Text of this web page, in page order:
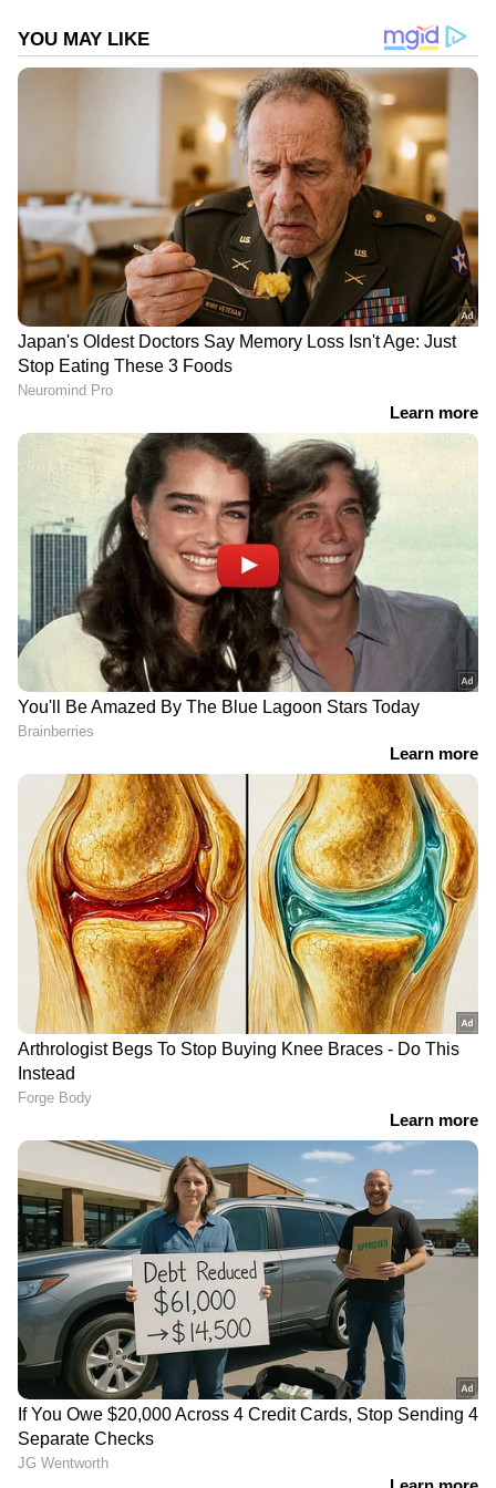
DOWNLOAD APP
കേരളത്തിലെ എല്ലാ വാർത്തകൾ
News
അറിയാൻ എപ്പോഴും ഏഷ്യാനെറ്റ്
ന്യൂസ് വാർത്തകൾ.Malayalam News
തത്സമയ അപ്‌ഡേറ്റുകളും ആഴത്തിലുള്ള
വിശകലനവും സമഗ്രമായ റിപ്പോർട്ടിംഗും —
എല്ലാം ഒരൊറ്റ സ്ഥലത്ത്. ഏത് സമയത്തും,
എവിടെയും വിശ്വസനീയമായ വാർത്തകൾ
ലഭിക്കാൻ
Asianet News Malayalam
RECOMMENDED STORIES
നീണ്ടകരയിൽ
മത്സ്യത്തൊഴിലാളിയെ
കാണാതായ സംഭവം:
ഗൗതത്തെ കാണാതായിട്ട്
എട്ടാം ദിവസം; ഇന്ന്
വിദഗ്ധ സംഘം തെരച്ചിൽ
നടത്തും
പ്രളയക്കെടുതിക്കിടയിലും
കെഎസ്ഇബിക്ക്
ആശ്വാസം;
അണക്കെട്ടുകളിൽ
ജലനിരപ്പ് ഉയര്‍ന്നു,